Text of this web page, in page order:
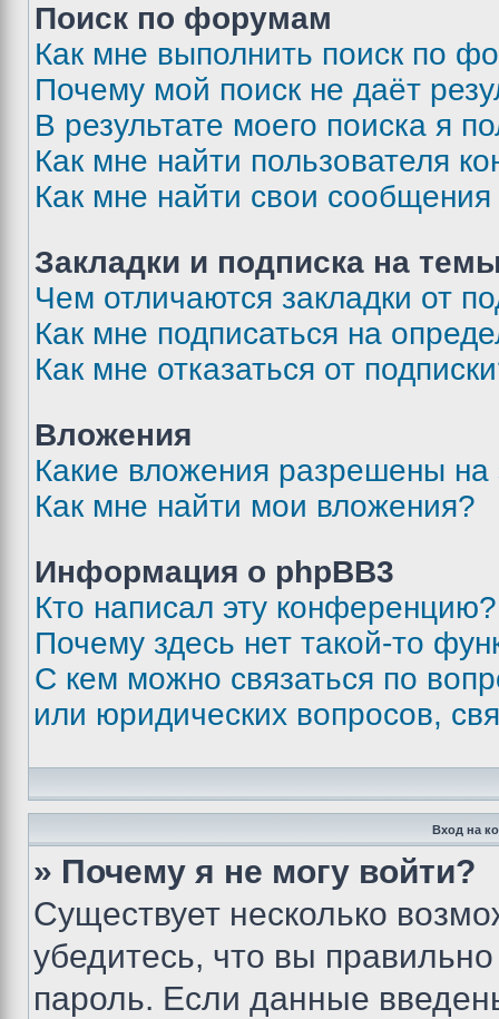
Поиск по форумам
Как мне выполнить поиск по
Почему мой поиск не даёт
В результате моего поиска я
Как мне найти пользователя
Как мне найти свои
Закладки и подписка на
Чем отличаются закладки от
Как мне подписаться на
Как мне отказаться от
Вложения
Какие вложения разрешены
Как мне найти мои вложения?
Информация о phpBB3
Кто написал эту конференцию?
Почему здесь нет такой-то
С кем можно связаться по
или юридических вопросов,
Вход на
» Почему я не могу войти?
Существует несколько
убедитесь, что вы
пароль. Если данные